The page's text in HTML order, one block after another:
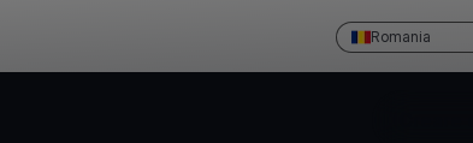
Romania